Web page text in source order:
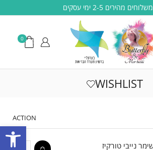
פתח
משלוחים מהירים 2-5 ימי עסקים
0
WISHLIST
ACTION